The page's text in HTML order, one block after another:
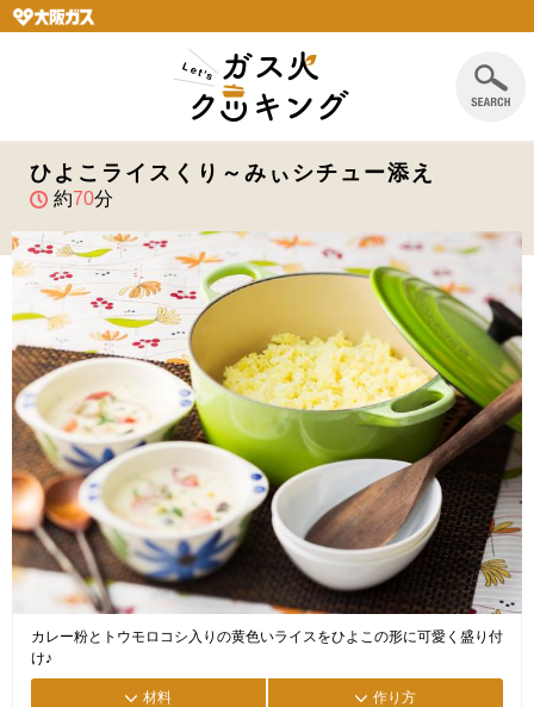
ひよこライスくり～みぃシチュー添え
約70分
カレー粉とトウモロコシ入りの黄色いライスをひよこの形に可愛く盛り付
け♪
材料 作り方